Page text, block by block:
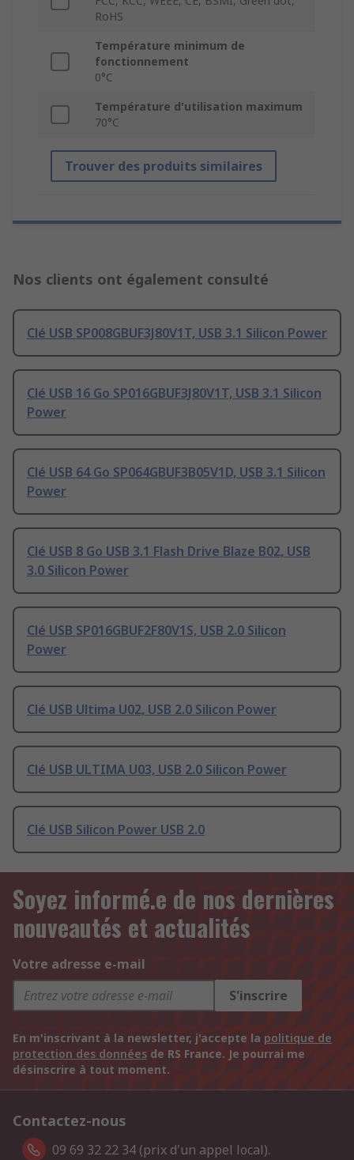
RoHS
Température minimum de
fonctionnement
0°C
Température d'utilisation maximum
70°C
Trouver des produits similaires
Nos clients ont également consulté
Clé USB SP008GBUF3J80V1T, USB 3.1 Silicon Power
Clé USB 16 Go SP016GBUF3J80V1T, USB 3.1 Silicon
Power
Clé USB 64 Go SP064GBUF3B05V1D, USB 3.1 Silicon
Power
Clé USB 8 Go USB 3.1 Flash Drive Blaze B02, USB
3.0 Silicon Power
Clé USB SP016GBUF2F80V1S, USB 2.0 Silicon
Power
Clé USB Ultima U02, USB 2.0 Silicon Power
Clé USB ULTIMA U03, USB 2.0 Silicon Power
Clé USB Silicon Power USB 2.0
Soyez informé.e de nos dernières
nouveautés et actualités
Votre adresse e-mail
S'inscrire
En m'inscrivant à la newsletter, j'accepte la politique de
protection des données de RS France. Je pourrai me
désinscrire à tout moment.
Contactez-nous
09 69 32 22 34 (prix d'un appel local).